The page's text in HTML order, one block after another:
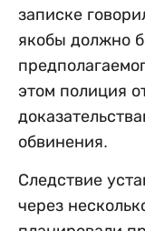
записке
якобы должно
этом полиция
обвинения.
Следствие
через